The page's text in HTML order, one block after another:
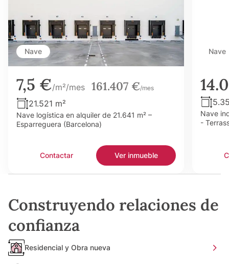
Nave
7,5 €/m²/mes 161.407 €/mes
21.521 m²
Nave logística en alquiler de 21.641 m² –
Esparreguera (Barcelona)
Contactar Ver inmueble
Nave
Nave
-
Construyendo relaciones de
confianza
Residencial y Obra nueva